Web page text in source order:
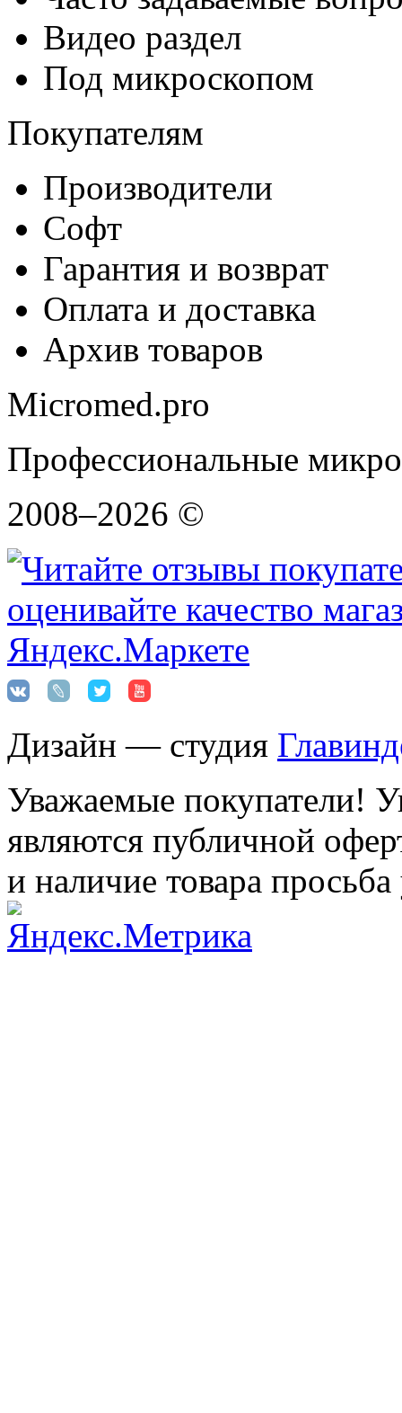
Видео раздел
Под микроскопом
Покупателям
Производители
Софт
Гарантия и возврат
Оплата и доставка
Архив товаров
Micromed.pro
Профессиональные
2008–2026 ©
Дизайн — студия
Уважаемые покупатели!
являются публичной
и наличие товара